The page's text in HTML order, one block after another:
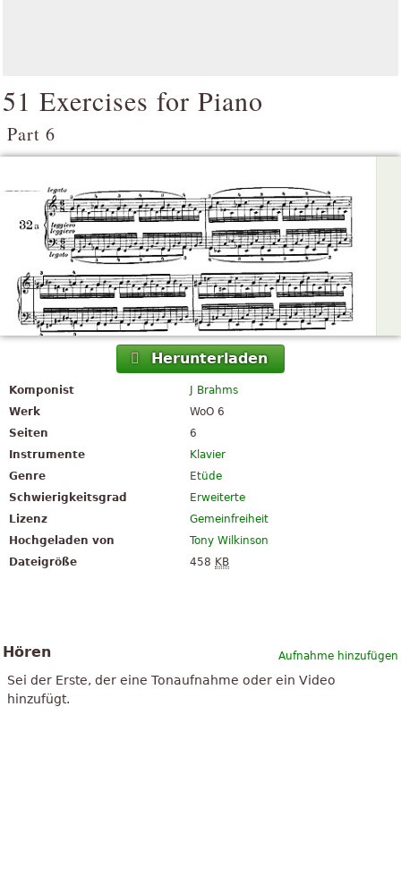
51 Exercises for Piano
Part 6
Herunterladen
Komponist
J Brahms
Werk
WoO 6
Seiten
6
Instrumente
Klavier
Genre
Etüde
Schwierigkeitsgrad
Erweiterte
Lizenz
Gemeinfreiheit
Hochgeladen von
Tony Wilkinson
Dateigröße
458 KB
Aufnahme hinzufügen
Hören
Sei der Erste, der eine Tonaufnahme oder ein Video
hinzufügt.